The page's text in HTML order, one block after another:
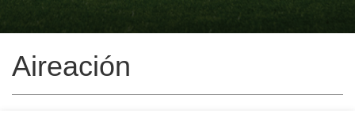
Aireación